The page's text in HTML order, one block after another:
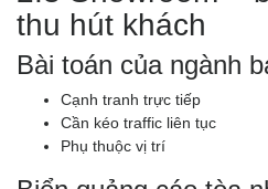
thu hút khách
Bài toán của ngành
Cạnh tranh trực tiếp
Cần kéo traffic liên tục
Phụ thuộc vị trí